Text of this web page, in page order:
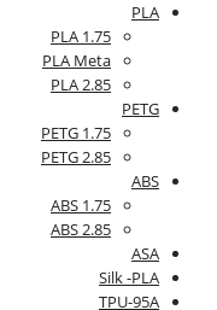
PLA
PLA 1.75
PLA Meta
PLA 2.85
PETG
PETG 1.75
PETG 2.85
ABS
ABS 1.75
ABS 2.85
ASA
Silk -PLA
TPU-95A